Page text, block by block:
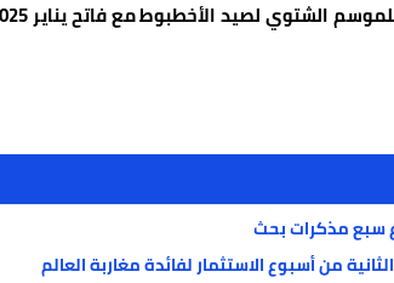
سبع مذكرات بحث
من أسبوع الاستثمار لفائدة مغاربة العالم